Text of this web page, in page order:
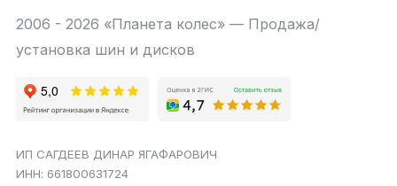
2006 - 2026 «Планета колес» — Продажа/
установка шин и дисков
ИП САГДЕЕВ ДИНАР ЯГАФАРОВИЧ
ИНН: 661800631724